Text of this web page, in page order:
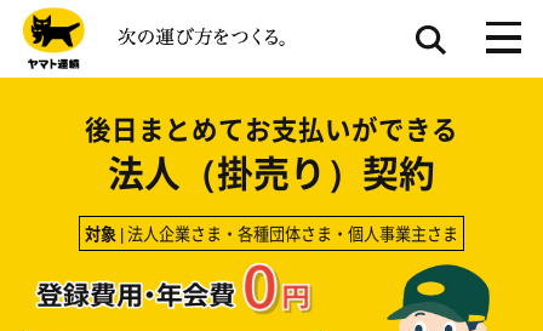
後日まとめてお支払いができる
法人（掛売り）契約
対象 | 法人企業さま・各種団体さま・個人事業主さま